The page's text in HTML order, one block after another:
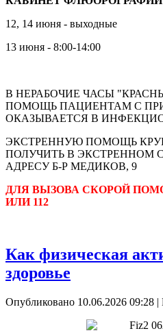
12, 14 июня - выходные
13 июня - 8:00-14:00
В НЕРАБОЧИЕ ЧАСЫ
ПОМОЩЬ ПАЦИЕНТАМ С
ОКАЗЫВАЕТСЯ В
ЭКСТРЕННУЮ ПОМОЩЬ
ПОЛУЧИТЬ В ЭКСТРЕННОМ
АДРЕСУ Б-Р МЕДИКОВ, 9
ДЛЯ ВЫЗОВА СКОРОЙ
ИЛИ 112
Как физическая
здоровье
Опубликовано 10.06.2026 09:28 |